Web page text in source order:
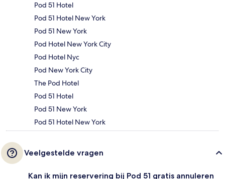
Pod 51 Hotel
Pod 51 Hotel New York
Pod 51 New York
Pod Hotel New York City
Pod Hotel Nyc
Pod New York City
The Pod Hotel
Pod 51 Hotel
Pod 51 New York
Pod 51 Hotel New York
Veelgestelde vragen
Kan ik mijn reservering bij Pod 51 gratis annuleren